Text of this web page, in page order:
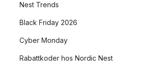
Nest Trends
Black Friday 2026
Cyber Monday
Rabattkoder hos Nordic Nest